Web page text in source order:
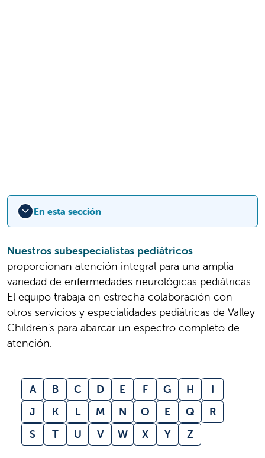
En esta sección
Nuestros subespecialistas pediátricos
proporcionan atención integral para una amplia
variedad de enfermedades neurológicas pediátricas.
El equipo trabaja en estrecha colaboración con
otros servicios y especialidades pediátricas de Valley
Children's para abarcar un espectro completo de
atención.
A B C D E F G H
I
J
K L M N O E Q
R
S
T U V W X Y Z